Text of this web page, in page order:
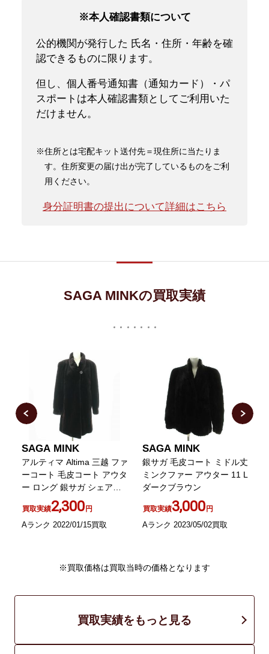
※本人確認書類について
公的機関が発行した 氏名・住所・年齢を確
認できるものに限ります。
但し、個人番号通知書（通知カード）・パ
スポートは本人確認書類としてご利用いた
だけません。
※住所とは宅配キット送付先＝現住所に当たりま
す。住所変更の届け出が完了しているものをご利
用ください。
身分証明書の提出について詳細はこちら
SAGA MINKの買取実績
SAGA MINK
アルティマ Altima 三越 ファ
ーコート 毛皮コート アウタ
ー ロング 銀サガ シェアー
ドミンク FREE 茶 ブラウン
買取実績2,300円
Aランク 2022/01/15買取
SAGA MINK
銀サガ 毛皮コート ミドル丈
ミンクファー アウター 11 L
ダークブラウン
買取実績3,000円
Aランク 2023/05/02買取
※買取価格は買取当時の価格となります
買取実績をもっと見る